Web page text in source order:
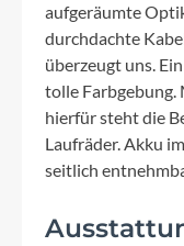
aufgeräumte
durchdachte
überzeugt uns.
tolle Farbgebung.
hierfür steht die
Laufräder. Akku
seitlich